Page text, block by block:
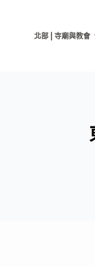
北部 | 寺廟與教會